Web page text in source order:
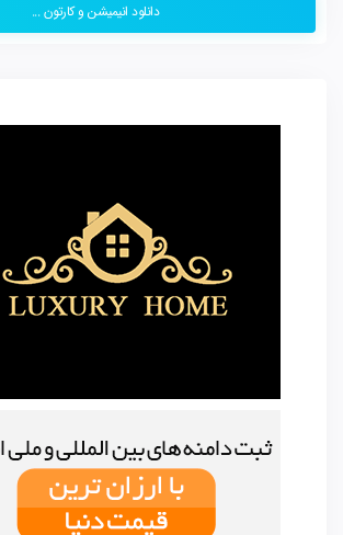
دانلود انیمیشن و کارتون ...